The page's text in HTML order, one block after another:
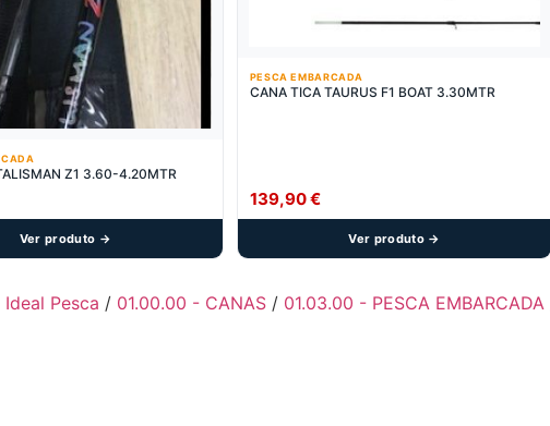
Z1 3.60-4.20MTR
Ver produto →
PESCA EMBARCADA
CANA TICA TAURUS F1 BOAT 3.30MTR
139,90€
Ver produto →
Ideal Pesca / 01.00.00 - CANAS / 01.03.00 - PESCA EMBARCADA